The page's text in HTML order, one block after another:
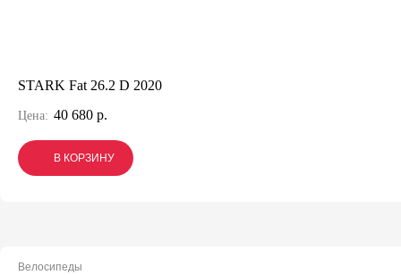
STARK Fat 26.2 D 2020
Цена: 40 680 р.
В КОРЗИНУ
В КОРЗИНУ
В КОРЗИНУ
Велосипеды